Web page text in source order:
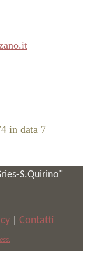
in data 7
S.Quirino"
Contatti